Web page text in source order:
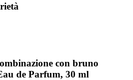
con bruno
de Parfum, 30 ml